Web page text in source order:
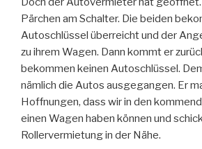
Pärchen am Schalter. Die beiden
Autoschlüssel überreicht und der
zu ihrem Wagen. Dann kommt er
bekommen keinen Autoschlüssel.
nämlich die Autos ausgegangen. Er
Hoffnungen, dass wir in den
einen Wagen haben können und
Rollervermietung in der Nähe.